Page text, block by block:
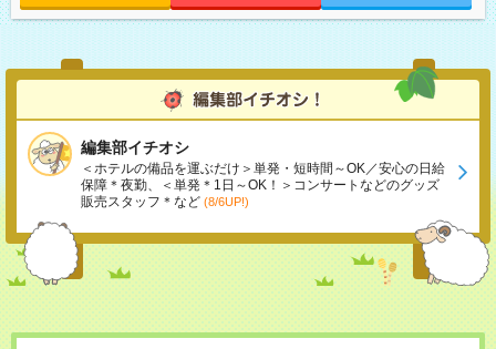
編集部イチオシ
＜ホテルの備品を運ぶだけ＞単発・短時間～OK／安心の日給
保障＊夜勤、＜単発＊1日～OK！＞コンサートなどのグッズ
販売スタッフ＊など (8/6UP!)